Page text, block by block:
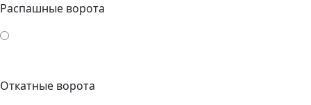
Распашные ворота
Откатные ворота